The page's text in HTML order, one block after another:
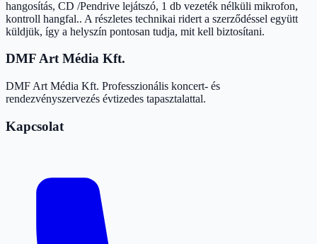
hangosítás, CD /Pendrive lejátszó, 1 db vezeték nélküli mikrofon,
kontroll hangfal.. A részletes technikai ridert a szerződéssel együtt
küldjük, így a helyszín pontosan tudja, mit kell biztosítani.
DMF Art Média Kft.
DMF Art Média Kft. Professzionális koncert- és
rendezvényszervezés évtizedes tapasztalattal.
Kapcsolat